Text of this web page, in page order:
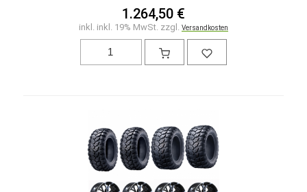
1.264,50 €
inkl. inkl. 19% MwSt. zzgl. Versandkosten